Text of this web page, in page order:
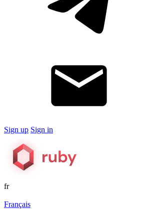
Sign up Sign in
fr
Français